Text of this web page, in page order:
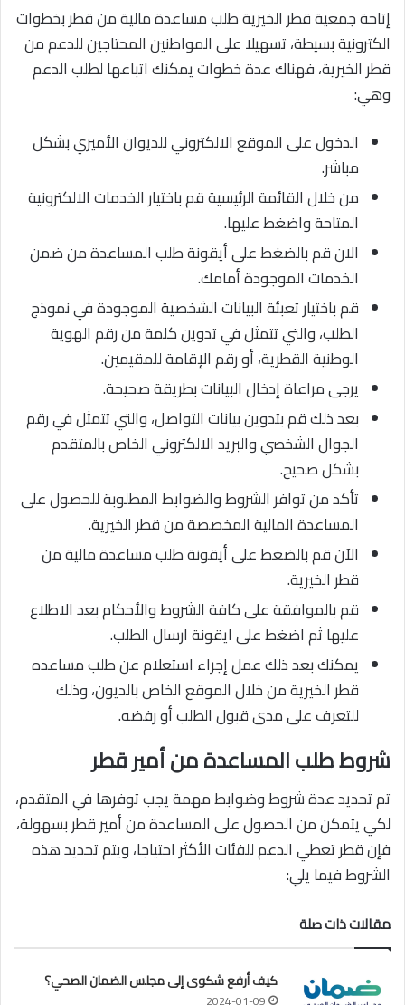
إتاحة جمعية قطر الخيرية طلب مساعدة مالية من قطر بخطوات
الكترونية بسيطة، تسهيلا على المواطنين المحتاجين للدعم من
قطر الخيرية، فهناك عدة خطوات يمكنك اتباعها لطلب الدعم
وهي:
الدخول على الموقع الالكتروني للديوان الأميري بشكل
مباشر.
من خلال القائمة الرئيسية قم باختيار الخدمات الالكترونية
المتاحة واضغط عليها.
الان قم بالضغط على أيقونة طلب المساعدة من ضمن
الخدمات الموجودة أمامك.
قم باختيار تعبئة البيانات الشخصية الموجودة في نموذج
الطلب، والتي تتمثل في تدوين كلمة من رقم الهوية
الوطنية القطرية، أو رقم الإقامة للمقيمين.
يرجى مراعاة إدخال البيانات بطريقة صحيحة.
بعد ذلك قم بتدوين بيانات التواصل، والتي تتمثل في رقم
الجوال الشخصي والبريد الالكتروني الخاص بالمتقدم
بشكل صحيح.
تأكد من توافر الشروط والضوابط المطلوبة للحصول على
المساعدة المالية المخصصة من قطر الخيرية.
الآن قم بالضغط على أيقونة طلب مساعدة مالية من
قطر الخيرية.
قم بالموافقة على كافة الشروط والأحكام بعد الاطلاع
عليها ثم اضغط على ايقونة ارسال الطلب.
يمكنك بعد ذلك عمل إجراء استعلام عن طلب مساعده
قطر الخيرية من خلال الموقع الخاص بالديون، وذلك
للتعرف على مدى قبول الطلب أو رفضه.
شروط طلب المساعدة من أمير قطر
تم تحديد عدة شروط وضوابط مهمة يجب توفرها في المتقدم،
لكي يتمكن من الحصول على المساعدة من أمير قطر بسهولة،
فإن قطر تعطي الدعم للفئات الأكثر احتياجا، ويتم تحديد هذه
الشروط فيما يلي:
مقالات ذات صلة
كيف أرفع شكوى إلى مجلس الضمان الصحي؟